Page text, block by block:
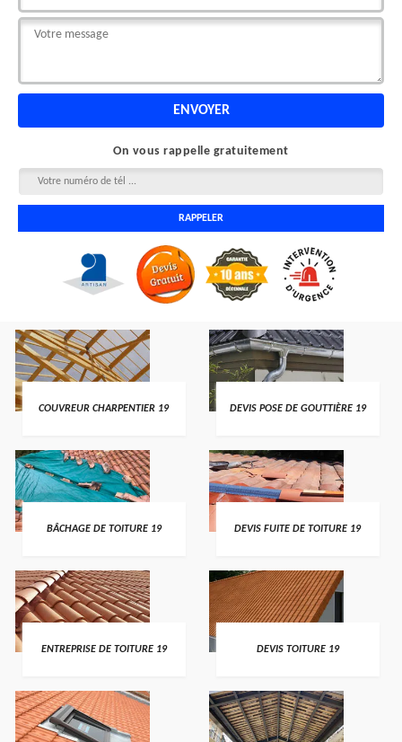
On vous rappelle gratuitement
COUVREUR CHARPENTIER 19 DEVIS POSE DE GOUTTIÈRE 19
BÂCHAGE DE TOITURE 19 DEVIS FUITE DE TOITURE 19
ENTREPRISE DE TOITURE 19 DEVIS TOITURE 19